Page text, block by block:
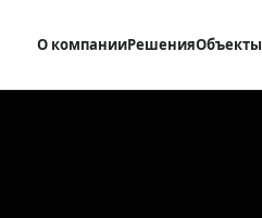
О компанииРешенияОбъекты